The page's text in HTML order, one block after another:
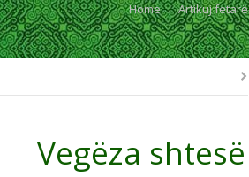
You are here: Home Artikuj fetarë
Vegëza shtesë